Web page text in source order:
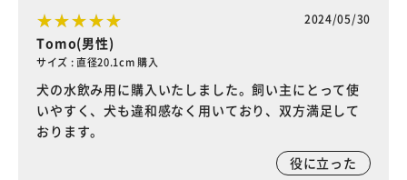
2024/05/30
Tomo(男性)
サイズ : 直径20.1cm 購入
犬の水飲み用に購入いたしました。飼い主にとって使
いやすく、犬も違和感なく用いており、双方満足して
おります。
役に立った